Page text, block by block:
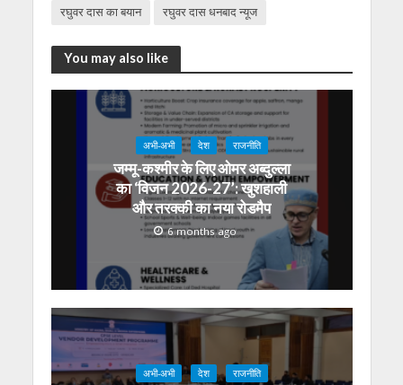
रघुवर दास का बयान
रघुवर दास धनबाद न्यूज
You may also like
अभी-अभी देश राजनीति
जम्मू-कश्मीर के लिए ओमर अब्दुल्ला
का ‘विजन 2026-27’: खुशहाली
और तरक्की का नया रोडमैप
6 months ago
अभी-अभी देश राजनीति